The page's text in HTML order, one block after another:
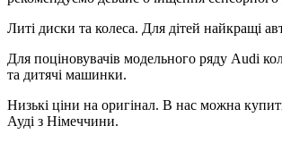
Литі диски та колеса. Для дітей найкращі
Для поціновувачів модельного ряду Audi
та дитячі машинки.
Низькі ціни на оригінал. В нас можна
Ауді з Німеччини.